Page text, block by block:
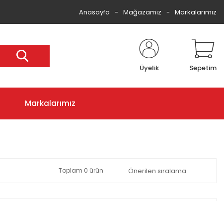
Anasayfa Mağazamız Markalarımız
Üyelik Sepetim
Markalarımız
Toplam 0 ürün